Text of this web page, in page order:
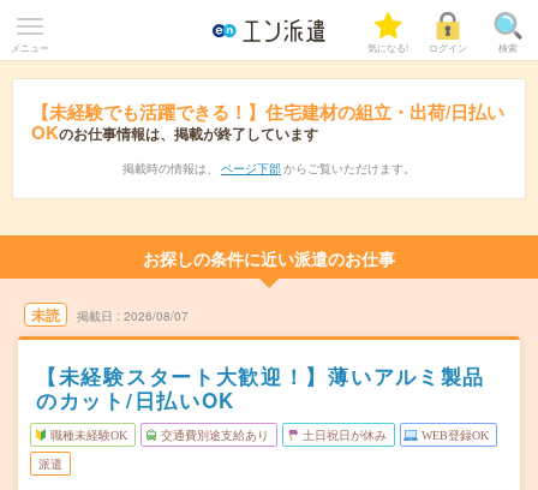
メニュー 気になる! ログイン 検索
【未経験でも活躍できる！】住宅建材の組立・出荷/日払い
OKのお仕事情報は、掲載が終了しています
掲載時の情報は、 ページ下部 からご覧いただけます。
お探しの条件に近い派遣のお仕事
未読 掲載日 2026/08/07
【未経験スタート大歓迎！】薄いアルミ製品
のカット/日払いOK
職種未経験OK 交通費別途支給あり 土日祝日が休み WEB登録OK
派遣